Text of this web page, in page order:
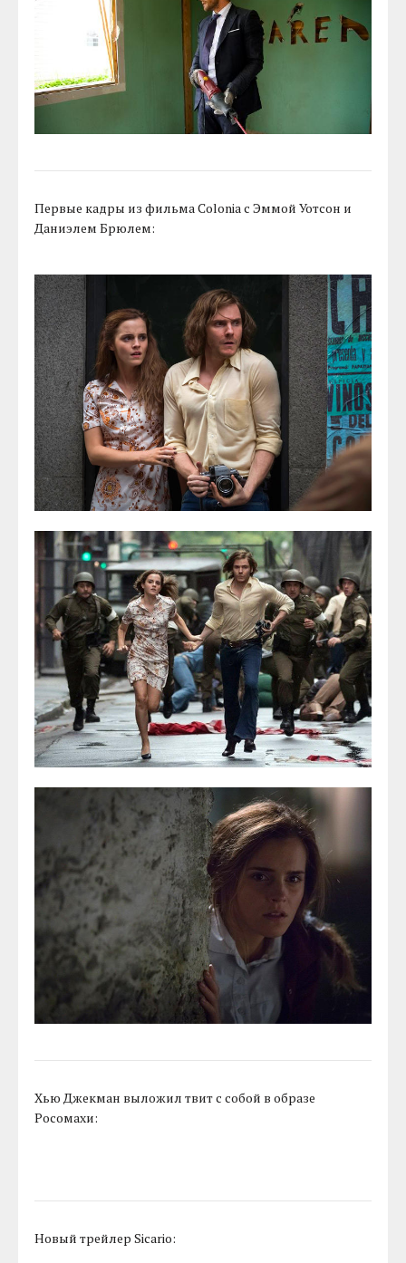
Первые кадры из фильма Colonia с Эммой Уотсон и
Даниэлем Брюлем:
Хью Джекман выложил твит с собой в образе
Росомахи:
Новый трейлер Sicario: